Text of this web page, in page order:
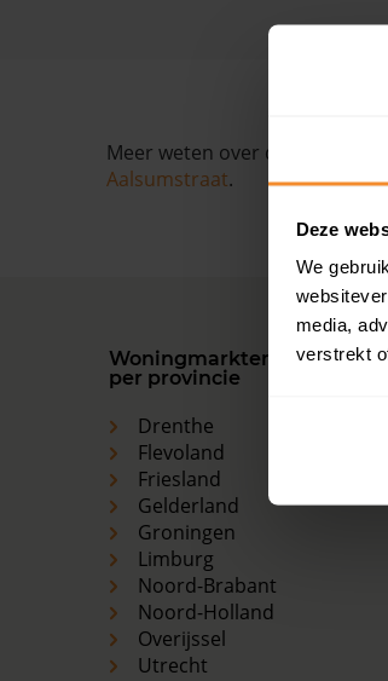
Deze
We
media,
verstrekt
Meer weten over de
Aalsumstraat.
Woningmarkten
per provincie
Drenthe
Flevoland
Friesland
Gelderland
Groningen
Limburg
Noord-Brabant
Noord-Holland
Overijssel
Utrecht